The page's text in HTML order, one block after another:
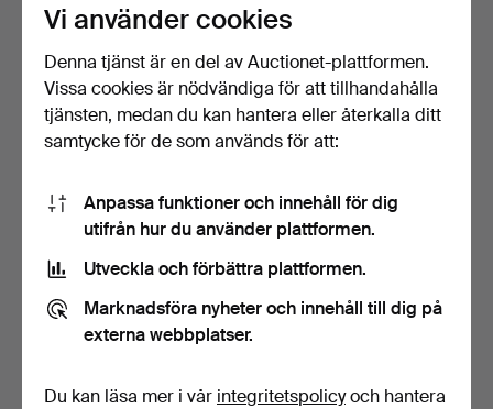
STOR SPEGEL MED RAM I
LJUS EK.
8 dagar
Värdering
Vi använder cookies
Denna tjänst är en del av Auctionet-plattformen.
Vissa cookies är nödvändiga för att tillhandahålla
tjänsten, medan du kan hantera eller återkalla ditt
samtycke för de som används för att:
Anpassa funktioner och innehåll för dig
utifrån hur du använder plattformen.
Utveckla och förbättra plattformen.
Marknadsföra nyheter och innehåll till dig på
externa webbplatser.
Du kan läsa mer i vår integritetspolicyoch hantera